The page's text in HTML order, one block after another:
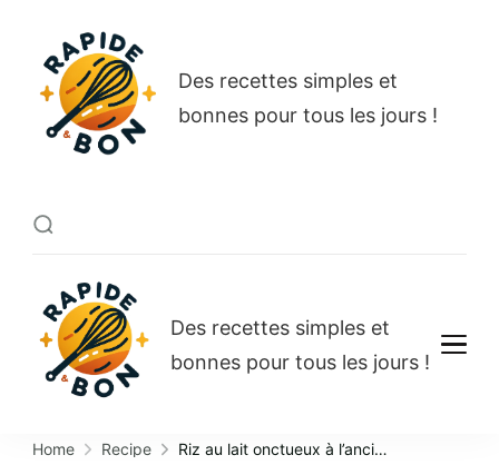
Rapide et bon
Des recettes simples et
bonnes pour tous les jours !
Rapide et bon
Des recettes simples et
bonnes pour tous les jours !
Home Recipe Riz au lait onctueux à l’ancienne